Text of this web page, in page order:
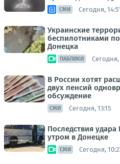
СМИ Сегодня,
Украинские
беспилотниками
Донецка
ПАБЛИКИ Сегодня,
В России хотят
двух пенсий
обсуждение
СМИ Сегодня, 13:15
Последствия
утром в Донецке
СМИ Сегодня,